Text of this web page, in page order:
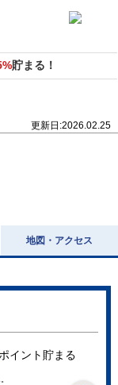
貯まる！
更新日:2026.02.25
地図・アクセス
イント貯まる